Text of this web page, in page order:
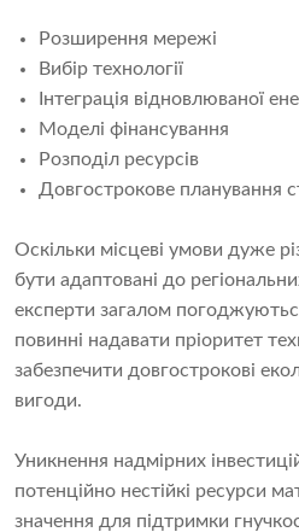
Розширення мережі
Вибір технології
Інтеграція відновлюваної
Моделі фінансування
Розподіл ресурсів
Довгострокове планування
Оскільки місцеві умови дуже
бути адаптовані до
експерти загалом
повинні надавати пріоритет
забезпечити довгострокові
вигоди.
Уникнення надмірних
потенційно нестійкі ресурси
значення для підтримки